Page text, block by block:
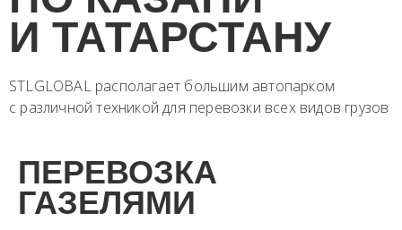
И ТАТАРСТАНУ​
STLGLOBAL располагает большим автопарком
с различной техникой для перевозки всех видов грузов
ПЕРЕВОЗКА
ГАЗЕЛЯМИ